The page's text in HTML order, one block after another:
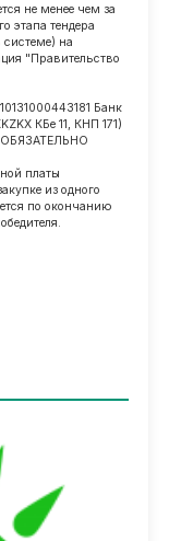
не менее чем за
этапа тендера
системе) на
"Правительство
Банк
КБе 11, КНП 171)
ОБЯЗАТЕЛЬНО
платы
из одного
по окончанию